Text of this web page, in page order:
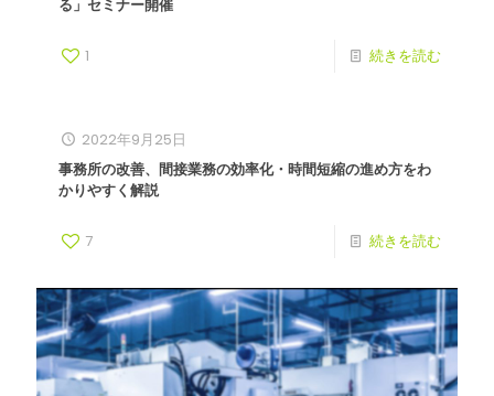
る」セミナー開催
1 続きを読む
2022年9月25日
事務所の改善、間接業務の効率化・時間短縮の進め方をわ
かりやすく解説
7 続きを読む